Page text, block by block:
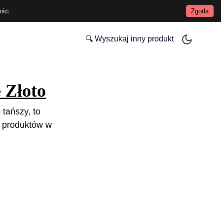
Zgoda
🔍 Wyszukaj inny produkt
tańszy, to
w